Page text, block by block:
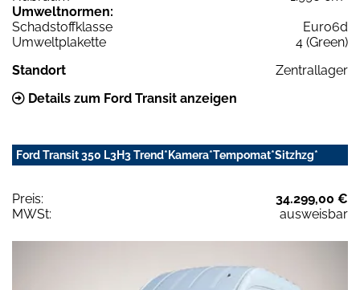
Umweltnormen:
Schadstoffklasse
Euro6d
Umweltplakette
4 (Green)
Standort
Zentrallager
Details zum Ford Transit anzeigen
Ford Transit 350 L3H3 Trend*Kamera*Tempomat*Sitzhzg*
Preis:
34.299,00 €
MWSt:
ausweisbar